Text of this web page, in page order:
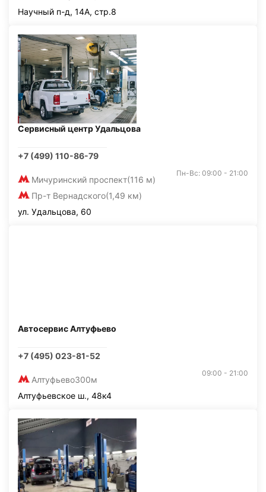
Научный п-д, 14А, стр.8
Сервисный центр Удальцова
+7 (499) 110-86-79
Мичуринский проспект(116 м)
Пр-т Вернадского(1,49 км)
Пн-Вс: 09:00 - 21:00
ул. Удальцова, 60
Автосервис Алтуфьево
+7 (495) 023-81-52
Алтуфьево300м
09:00 - 21:00
Алтуфьевское ш., 48к4